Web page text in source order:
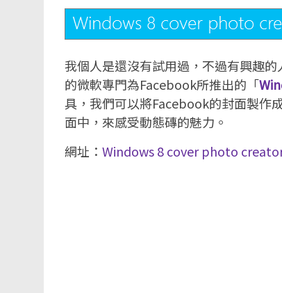
我個人是還沒有試用過，不過有興趣
的微軟專門為Facebook所推出的「
具，我們可以將Facebook的封面製作
面中，來感受動態磚的魅力。
網址： Windows 8 cover photo